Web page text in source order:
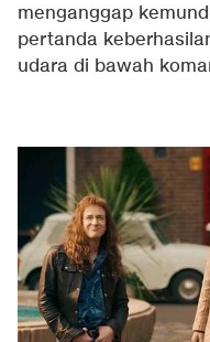
menganggap
pertanda
udara di bawah